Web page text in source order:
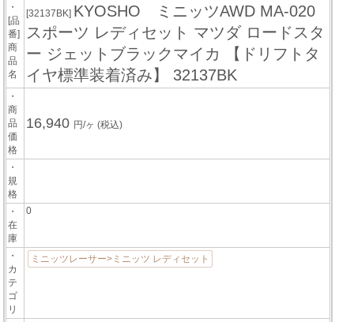
・
[品
番]
商
品
名
[32137BK] KYOSHO ミニッツAWD MA-020
スポーツ レディセット マツダ ロードスタ
ー ジェットブラックマイカ 【ドリフトタ
イヤ標準装着済み】 32137BK
・
商
品
価
格
16,940 円/ヶ(税込)
・
規
格
・
在
庫
0
・
カ
テ
ゴ
リ
ミニッツレーサー>ミニッツ レディセット